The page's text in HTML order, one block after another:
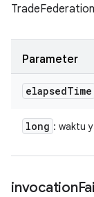
Parameter
elapsedTime
long : waktu
invocation